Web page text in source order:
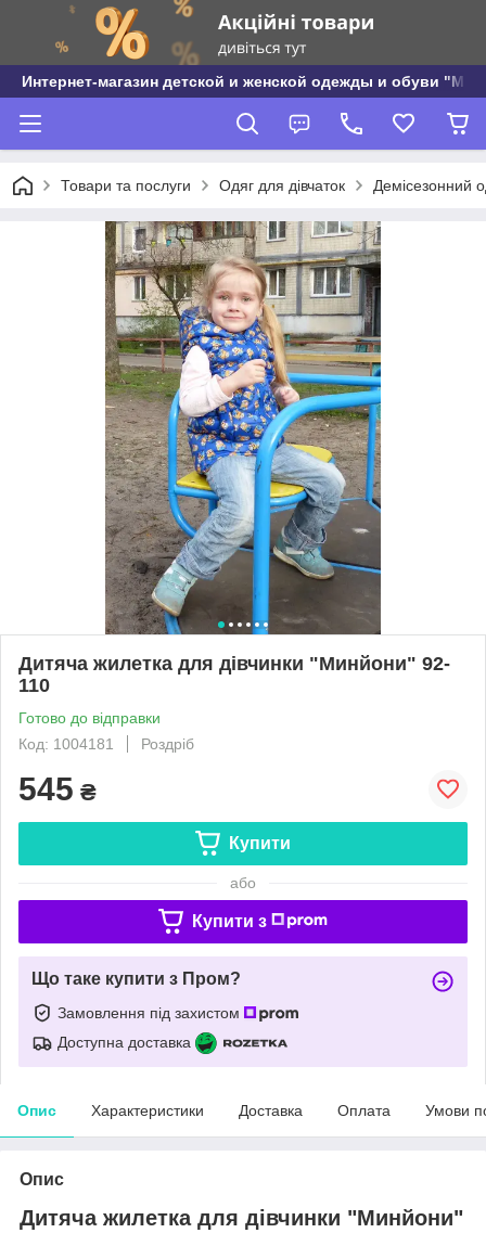
Интернет-магазин детской и женской одежды и обуви
Товари та послуги Одяг для дівчаток Демісезонний
Дитяча жилетка для дівчинки "Минйони" 92-
110
Готово до відправки
Код: 1004181
Роздріб
545 ₴
Купити
або
Купити з
Що таке купити з Пром?
Замовлення під захистом
Доступна доставка
Опис Характеристики Доставка Оплата Умови
Опис
Дитяча жилетка для дівчинки "Минйони"